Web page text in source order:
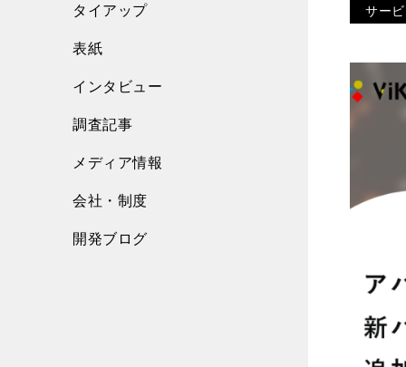
タイアップ
表紙
インタビュー
調査記事
メディア情報
会社・制度
開発ブログ
サー